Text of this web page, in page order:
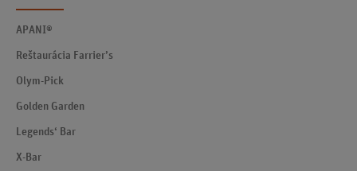
APANI®
Reštaurácia Farrier’s
Olym-Pick
Golden Garden
Legends‘ Bar
X-Bar